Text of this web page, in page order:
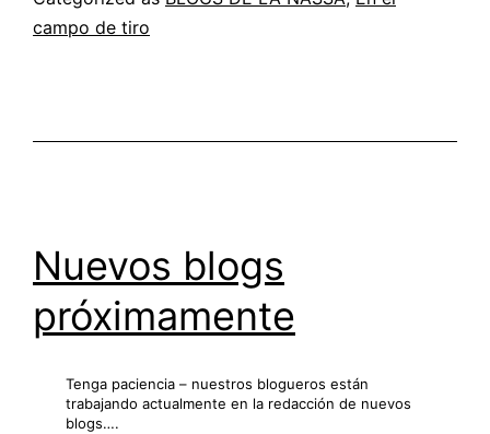
campo de tiro
Nuevos blogs
próximamente
Tenga paciencia – nuestros blogueros están
trabajando actualmente en la redacción de nuevos
blogs….